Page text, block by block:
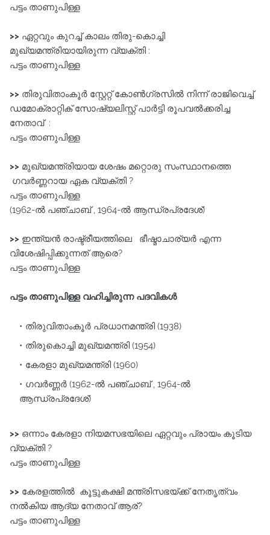
പട്ടം താണുപിള്ള
>> ഏറ്റവും കുറച്ച്‌ കാലം തിരു-കൊച്ചി
മുഖ്യമന്ത്രിയായിരുന്ന വ്യക്തി :
പട്ടം താണുപിള്ള
>> തിരുവിതാംകൂർ സ്റ്റേറ്റ്‌ കോൺഗ്രസിൽ നിന്ന്‌ രാജിവെച്ച്‌
ഡമോക്രാറ്റിക്‌ സോഷ്യലിസ്റ്റ്‌ പാർട്ടി രൂപവൽക്കരിച്ച
നേതാവ്‌ :
പട്ടം താണുപിള്ള
>> മുഖ്യമന്ത്രിയായ ശേഷം മറ്റൊരു സംസ്ഥാനത്തെ
ഗവർണ്ണറായ ഏക വ്യക്തി ?
പട്ടം താണുപിള്ള
(1962-ൽ പഞ്ചാബ് , 1964-ൽ ആന്ധ്രപ്രദേശ്)
>> ഇന്ത്യൻ രാഷ്ട്രീയത്തിലെ ഭീഷ്മാചാര്യർ എന്ന
വിശേഷിപ്പിക്കുന്നത് ആരെ?
പട്ടം താണുപിള്ള
പട്ടം താണുപിള്ള വഹിച്ചിരുന്ന പദവികൾ
തിരുവിതാംകൂർ പ്രധാനമന്ത്രി (1938)
തിരുകൊച്ചി മുഖ്യമന്ത്രി (1954)
കേരളാ മുഖ്യമന്ത്രി (1960)
ഗവർണ്ണർ (1962-ൽ പഞ്ചാബ് , 1964-ൽ
ആന്ധ്രപ്രദേശ്)
>> ഒന്നാം കേരളാ നിയമസഭയിലെ ഏറ്റവും പ്രായം കൂടിയ
വ്യക്തി ?
പട്ടം താണുപിള്ള
>> കേരളത്തിൽ കൂട്ടുകക്ഷി മന്ത്രിസഭയ്ക്ക്‌ നേതൃത്വം
നൽകിയ ആദ്യ നേതാവ്‌ ആര്?
പട്ടം താണുപിള്ള